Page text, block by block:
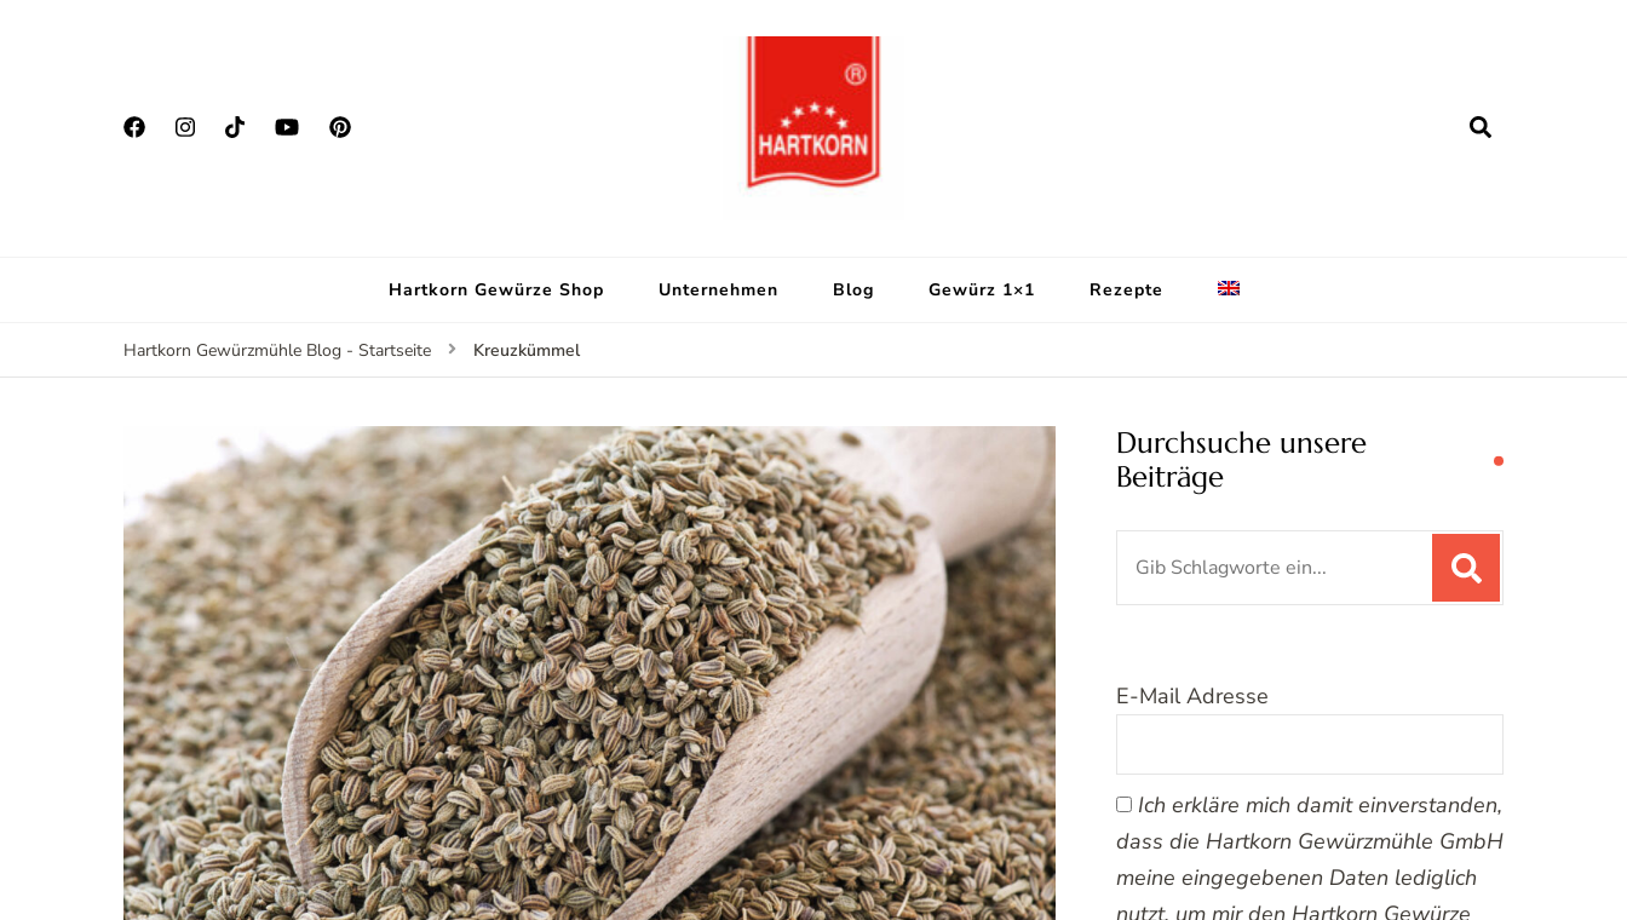
Hartkorn Gewürze Shop Unternehmen Blog Gewürz 1×1 Rezepte
Hartkorn Gewürzmühle Blog - Startseite Kreuzkümmel
Durchsuche unsere
Beiträge
E-Mail Adresse
Ich erkläre mich damit einverstanden,
dass die Hartkorn Gewürzmühle GmbH
meine eingegebenen Daten lediglich
nutzt, um mir den Hartkorn Gewürze